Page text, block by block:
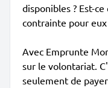
disponibles ? Est-
contrainte pour eux
Avec Emprunte
sur le volontariat.
seulement de